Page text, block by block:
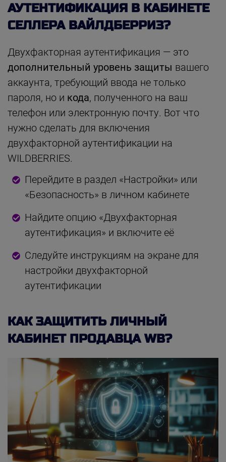
АУТЕНТИФИКАЦИЯ В КАБИНЕТЕ
СЕЛЛЕРА ВАЙЛДБЕРРИЗ?
Двухфакторная аутентификация — это
дополнительный уровень защиты вашего
аккаунта, требующий ввода не только
пароля, но и кода, полученного на ваш
телефон или электронную почту. Вот что
нужно сделать для включения
двухфакторной аутентификации на
WILDBERRIES.
Перейдите в раздел «Настройки» или
«Безопасность» в личном кабинете
Найдите опцию «Двухфакторная
аутентификация» и включите её
Следуйте инструкциям на экране для
настройки двухфакторной
аутентификации
КАК ЗАЩИТИТЬ ЛИЧНЫЙ
КАБИНЕТ ПРОДАВЦА WB?